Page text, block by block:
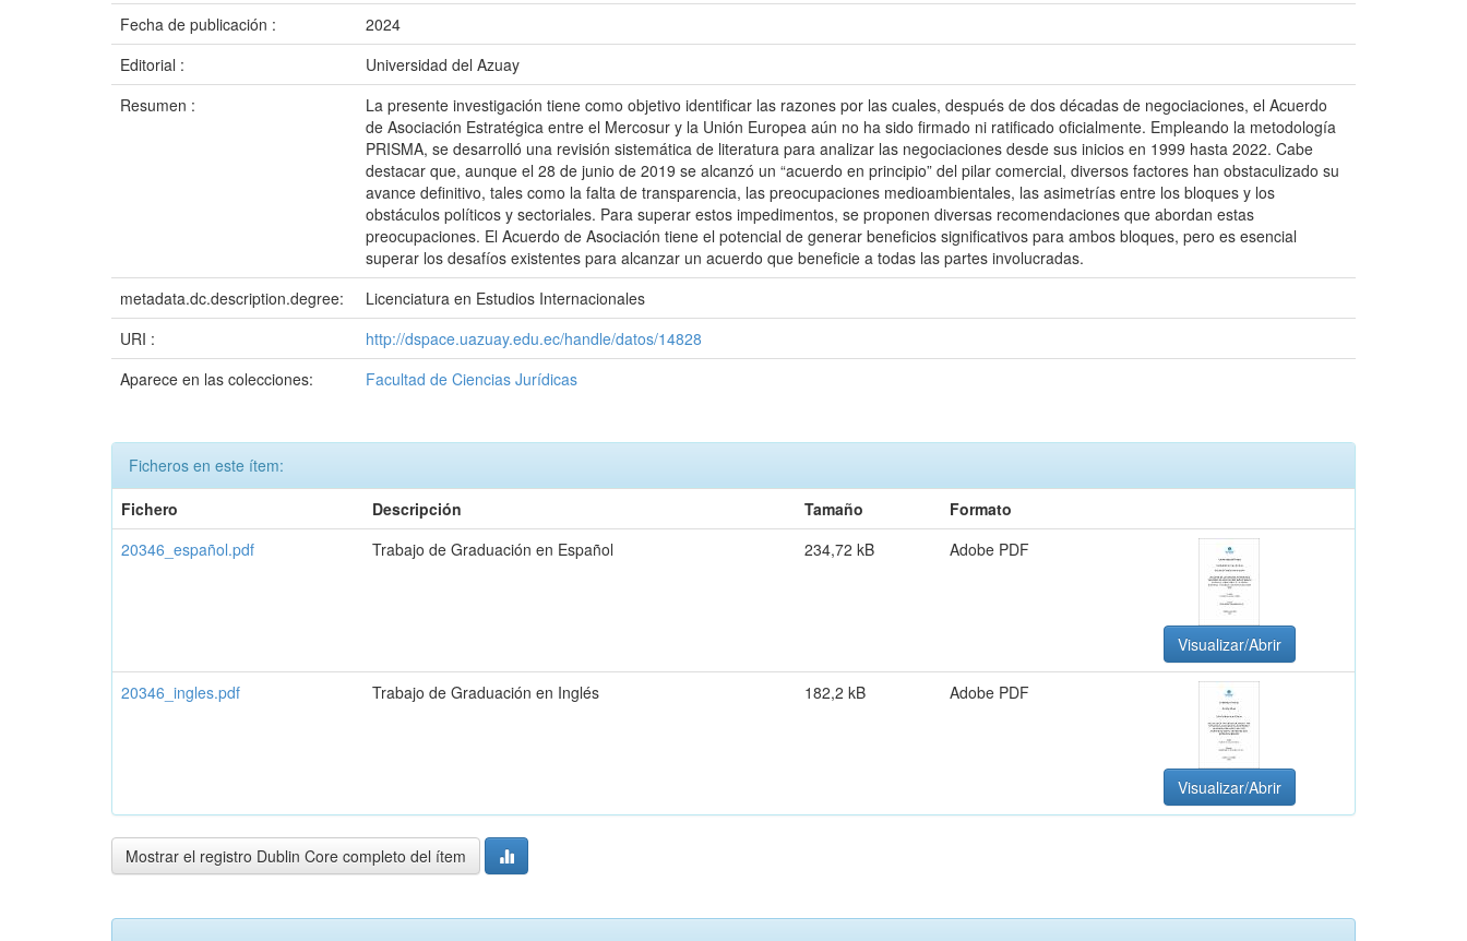
Fecha de publicación :
2024
Editorial :
Universidad del Azuay
Resumen :
La presente investigación tiene como objetivo identificar las razones por las cuales, después de dos décadas de negociaciones, el Acuerdo
de Asociación Estratégica entre el Mercosur y la Unión Europea aún no ha sido firmado ni ratificado oficialmente. Empleando la metodología
PRISMA, se desarrolló una revisión sistemática de literatura para analizar las negociaciones desde sus inicios en 1999 hasta 2022. Cabe
destacar que, aunque el 28 de junio de 2019 se alcanzó un “acuerdo en principio” del pilar comercial, diversos factores han obstaculizado su
avance definitivo, tales como la falta de transparencia, las preocupaciones medioambientales, las asimetrías entre los bloques y los
obstáculos políticos y sectoriales. Para superar estos impedimentos, se proponen diversas recomendaciones que abordan estas
preocupaciones. El Acuerdo de Asociación tiene el potencial de generar beneficios significativos para ambos bloques, pero es esencial
superar los desafíos existentes para alcanzar un acuerdo que beneficie a todas las partes involucradas.
metadata.dc.description.degree:
Licenciatura en Estudios Internacionales
URI :
http://dspace.uazuay.edu.ec/handle/datos/14828
Aparece en las colecciones:
Facultad de Ciencias Jurídicas
Ficheros en este ítem:
Fichero
Descripción Tamaño
Formato
20346_español.pdf
Trabajo de Graduación en Español 234,72 kB Adobe PDF
Visualizar/Abrir
20346_ingles.pdf Trabajo de Graduación en Inglés 182,2 kB Adobe PDF
Visualizar/Abrir
Mostrar el registro Dublin Core completo del ítem